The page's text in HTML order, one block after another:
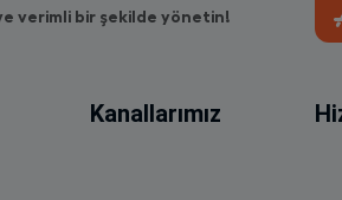
verimli bir şekilde yönetin!
Kanallarımız